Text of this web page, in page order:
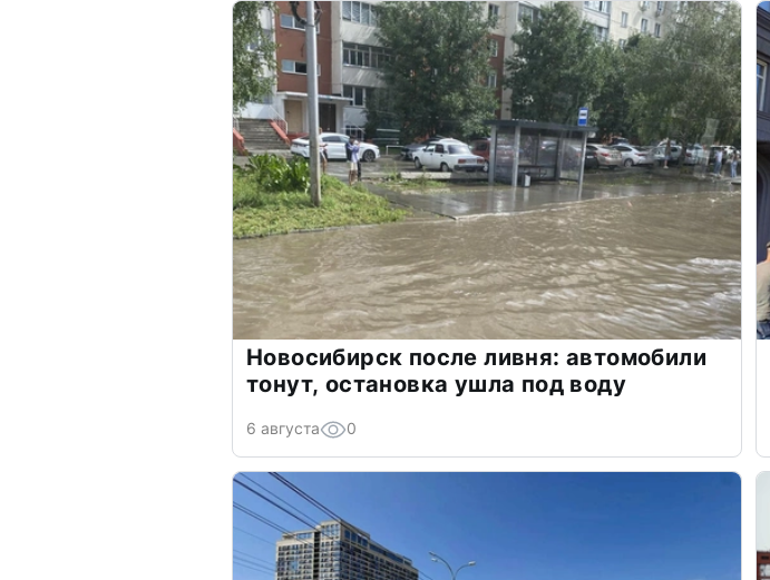
Новосибирск после ливня: автомобили
тонут, остановка ушла под воду
6 августа 0